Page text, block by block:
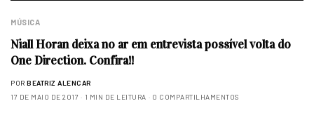
MÚSICA
Niall Horan deixa no ar em entrevista possível volta do
One Direction. Confira!!
POR BEATRIZ ALENCAR
17 DE MAIO DE 2017
1 MIN DE LEITURA 0 COMPARTILHAMENTOS